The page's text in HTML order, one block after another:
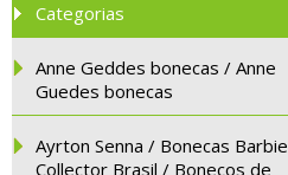
Categorias
Anne Geddes bonecas / Anne
Guedes bonecas
Ayrton Senna / Bonecas Barbie
Collector Brasil / Bonecos de